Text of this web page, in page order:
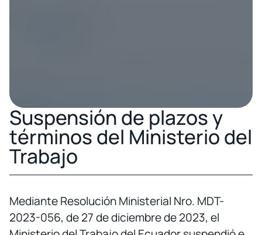
Suspensión de plazos y
términos del Ministerio del
Trabajo
Mediante Resolución Ministerial Nro. MDT-
2023-056, de 27 de diciembre de 2023, el